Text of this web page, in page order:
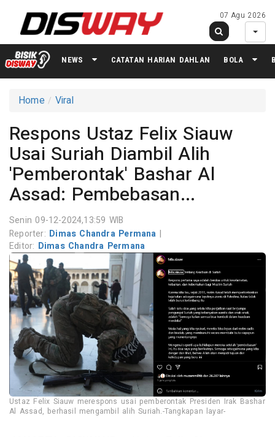
07 Agu 2026
NEWS CATATAN HARIAN DAHLAN BOLA
Home Viral
Respons Ustaz Felix Siauw
Usai Suriah Diambil Alih
'Pemberontak' Bashar Al
Assad: Pembebasan...
Senin 09-12-2024,13:59 WIB
Reporter: Dimas Chandra Permana |
Editor: Dimas Chandra Permana
Ustaz Felix Siauw merespons usai pemberontak Presiden Irak Bashar
Al Assad, berhasil mengambil alih Suriah.-Tangkapan layar-